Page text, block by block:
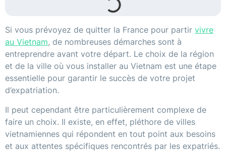
Si vous prévoyez de quitter la France pour partir vivre
au Vietnam, de nombreuses démarches sont à
entreprendre avant votre départ. Le choix de la région
et de la ville où vous installer au Vietnam est une étape
essentielle pour garantir le succès de votre projet
d’expatriation.
Il peut cependant être particulièrement complexe de
faire un choix. Il existe, en effet, pléthore de villes
vietnamiennes qui répondent en tout point aux besoins
et aux attentes spécifiques rencontrés par les expatriés.